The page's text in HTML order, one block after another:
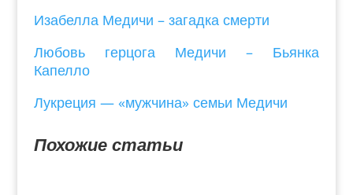
Изабелла Медичи – загадка смерти
Любовь герцога Медичи – Бьянка
Капелло
Лукреция — «мужчина» семьи Медичи
Похожие статьи